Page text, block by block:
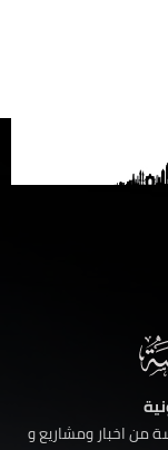
من اخبار ومشاريع و